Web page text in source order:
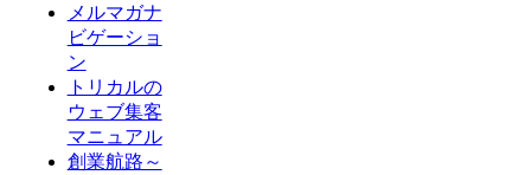
メルマガナ
ビゲーショ
ン
トリカルの
ウェブ集客
マニュアル
創業航路～